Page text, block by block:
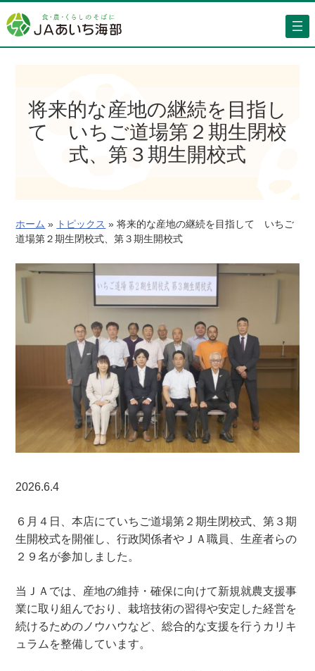
容
を
将来的な産地の継続を目指し
て いちご道場第２期生閉校
式、第３期生開校式
ホーム » トピックス » 将来的な産地の継続を目指して いちご
道場第２期生閉校式、第３期生開校式
2026.6.4
６月４日、本店にていちご道場第２期生閉校式、第３期
生開校式を開催し、行政関係者やＪＡ職員、生産者らの
２９名が参加しました。
当ＪＡでは、産地の維持・確保に向けて新規就農支援事
業に取り組んでおり、栽培技術の習得や安定した経営を
続けるためのノウハウなど、総合的な支援を行うカリキ
ュラムを整備しています。